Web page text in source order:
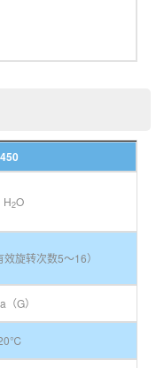
H2O
旋转次数5～16）
（G）